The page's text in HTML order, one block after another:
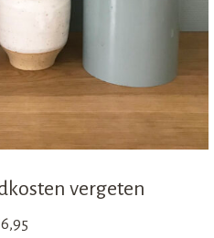
vergeten
6,95